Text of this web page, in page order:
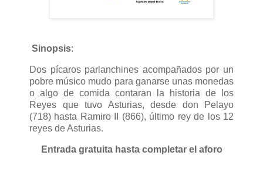
Sinopsis:
Dos pícaros parlanchines acompañados por un
pobre músico mudo para ganarse unas monedas
o algo de comida contaran la historia de los
Reyes que tuvo Asturias, desde don Pelayo
(718) hasta Ramiro II (866), último rey de los 12
reyes de Asturias.
Entrada gratuita hasta completar el aforo